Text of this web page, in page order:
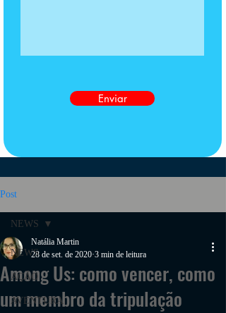
Enviar
Post
NEWS
AÇÃO
AVENTURA
NEWS
Among Us: como vencer, como
um membro da tripulação
Natália Martin
28 de set. de 2020 3 min de leitura